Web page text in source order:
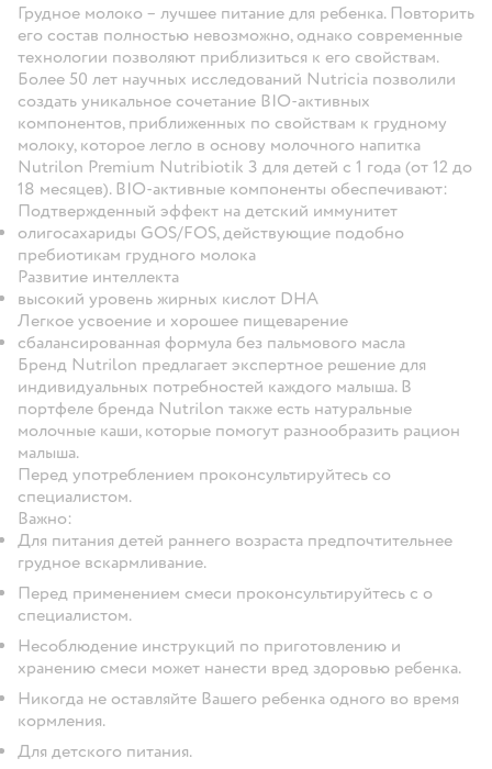
Грудное молоко – лучшее питание для ребенка. Повторить
его состав полностью невозможно, однако современные
технологии позволяют приблизиться к его свойствам.
Более 50 лет научных исследований Nutricia позволили
создать уникальное сочетание ​BIO-активных
компонентов, приближенных по свойствам к грудному
молоку, которое легло в основу молочного напитка
Nutrilon Premium Nutribiotik 3 для детей с 1 года (от 12 до
18 месяцев). BIO-активные компоненты обеспечивают:
Подтвержденный эффект на детский иммунитет
олигосахариды GOS/FOS, действующие подобно
пребиотикам грудного молока
Развитие интеллекта
высокий уровень жирных кислот DHA
Легкое усвоение и хорошее пищеварение
сбалансированная формула без пальмового масла
Бренд Nutrilon предлагает экспертное решение для
индивидуальных потребностей каждого малыша. В
портфеле бренда Nutrilon также есть натуральные
молочные каши, которые помогут разнообразить рацион
малыша.
Перед употреблением проконсультируйтесь со
специалистом.
Важно:
Для питания детей раннего возраста предпочтительнее
грудное вскармливание.
Перед применением смеси проконсультируйтесь c о
специалистом.
Несоблюдение инструкций по приготовлению и
хранению смеси может нанести вред здоровью ребенка.
Никогда не оставляйте Вашего ребенка одного во время
кормления.
Для детского питания.